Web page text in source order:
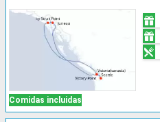
Comidas incluidas